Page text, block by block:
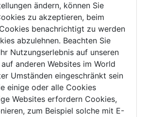
ändern, können Sie
zu akzeptieren, beim
benachrichtigt zu werden
abzulehnen. Beachten Sie
Nutzungserlebnis auf unseren
anderen Websites im World
Umständen eingeschränkt sein
einige oder alle Cookies
Websites erfordern Cookies,
zum Beispiel solche mit E-